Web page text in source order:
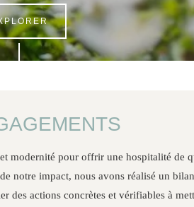
modernité pour offrir une hospitalité de
notre impact, nous avons réalisé un
des actions concrètes et vérifiables à